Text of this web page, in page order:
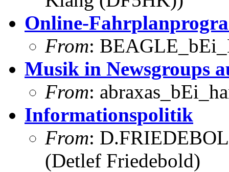
Online-
From:
Musik in Newsgroups
From:
Informationspolitik
From:
(Detlef Friedebold)